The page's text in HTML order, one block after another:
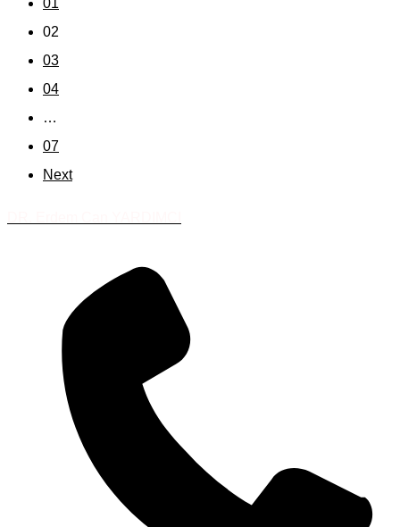
01
02
03
04
…
07
Next